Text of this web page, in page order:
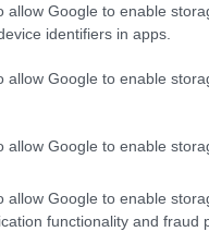
allow Google to enable
identifiers in apps.
allow Google to enable
allow Google to enable
allow Google to enable
functionality and fraud
Vorhersagen
der realen
den
helfen, ihn zu